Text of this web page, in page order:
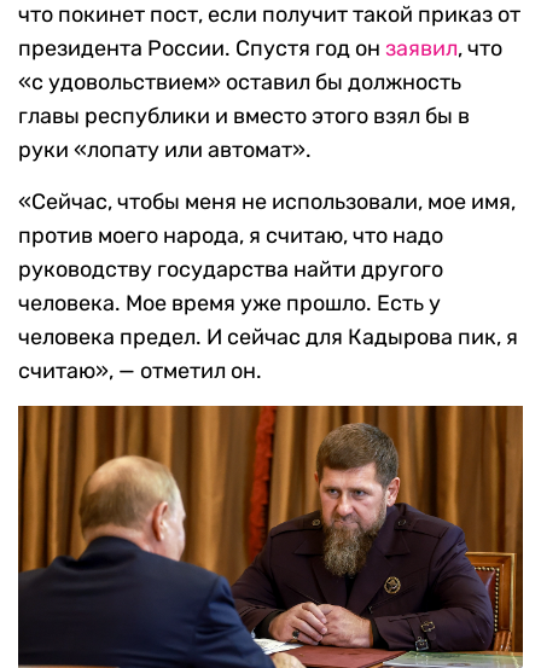
что покинет пост, если получит такой приказ от
президента России. Спустя год он заявил, что
«с удовольствием» оставил бы должность
главы республики и вместо этого взял бы в
руки «лопату или автомат».
«Сейчас, чтобы меня не использовали, мое имя,
против моего народа, я считаю, что надо
руководству государства найти другого
человека. Мое время уже прошло. Есть у
человека предел. И сейчас для Кадырова пик, я
считаю», — отметил он.